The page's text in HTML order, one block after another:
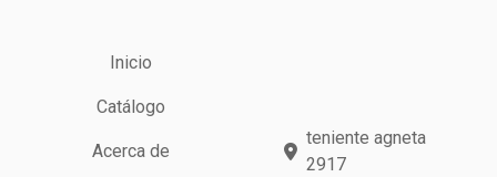
Inicio
Catálogo
Acerca de
teniente agneta
2917